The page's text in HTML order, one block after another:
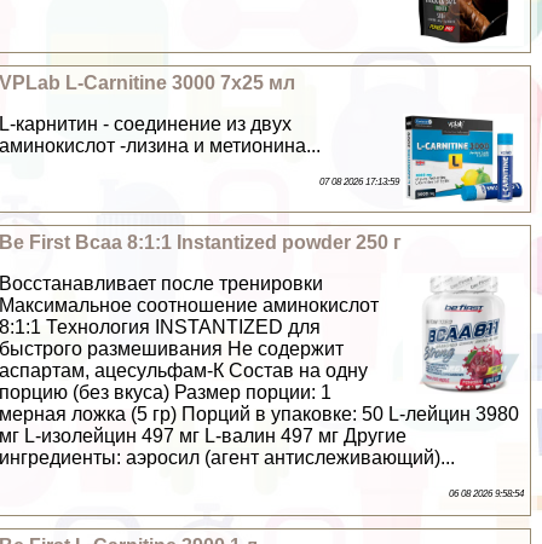
VPLab L-Carnitine 3000 7х25 мл
L-карнитин - соединение из двух
аминокислот -лизина и метионина...
07 08 2026 17:13:59
Be First Bcaa 8:1:1 Instantized powder 250 г
Восстанавливает после тренировки
Максимальное соотношение аминокислот
8:1:1 Технология INSTANTIZED для
быстрого размешивания Не содержит
аспартам, ацесульфам-К Состав на одну
порцию (без вкуса) Размер порции: 1
мерная ложка (5 гр) Порций в упаковке: 50 L-лейцин 3980
мг L-изолейцин 497 мг L-валин 497 мг Другие
ингредиенты: аэросил (агент антислеживающий)...
06 08 2026 9:58:54